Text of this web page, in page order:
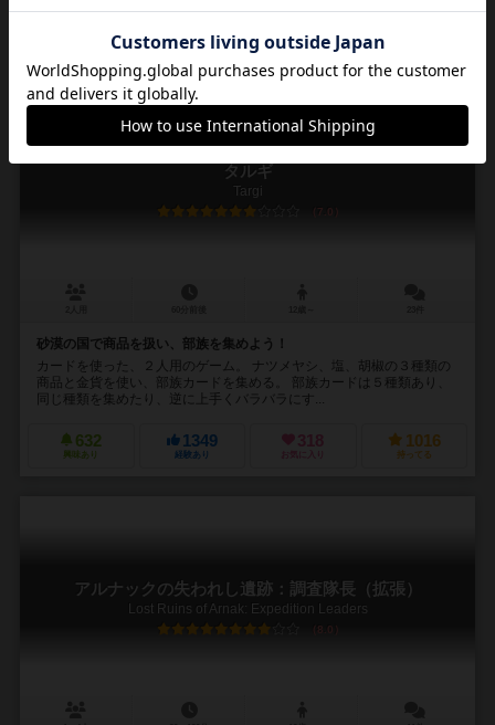
経験あり お気に入り
タルギ
Targi
7.0
砂漠の国で商品を扱い、部族を集めよう！
カードを使った、２人用のゲーム。 ナツメヤシ、塩、胡椒の３種類の
商品と金貨を使い、部族カードを集める。 部族カードは５種類あり、
同じ種類を集めたり、逆に上手くバラバラにす...
632
興味あり
1349
経験あり
318
お気に入り
1016
持ってる
アルナックの失われし遺跡：調査隊長（拡張）
Lost Ruins of Arnak: Expedition Leaders
8.0